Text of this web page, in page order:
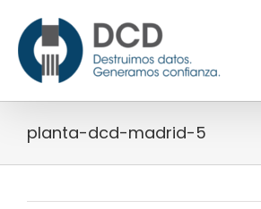
content
planta-dcd-madrid-5